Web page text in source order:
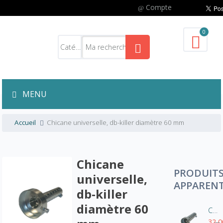
Compte
0
MENU
Accueil Chicane universelle, db-killer diamètre 60 mm
Chicane
universelle,
db-killer
diamètre 60
Chicane universelle, db-killer diamètre 35 mm